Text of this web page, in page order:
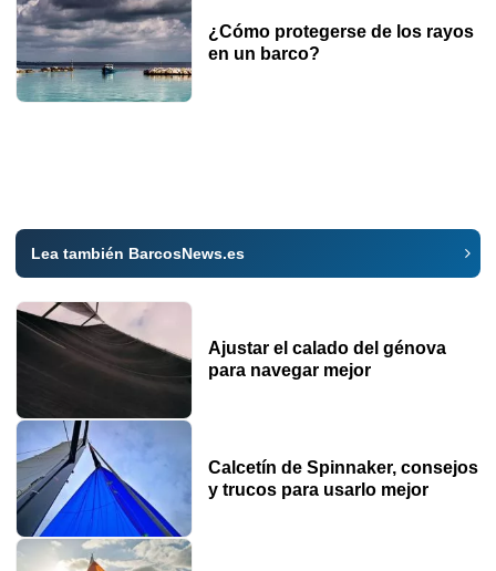
¿Cómo protegerse de los rayos
en un barco?
Lea también BarcosNews.es
Ajustar el calado del génova
para navegar mejor
Calcetín de Spinnaker, consejos
y trucos para usarlo mejor